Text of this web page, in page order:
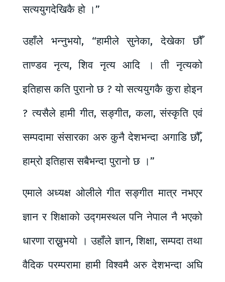
सत्ययुगदेखिकै हो ।”
उहाँले भन्नुभयो, “हामीले सुनेका, देखेका छौँ
ताण्डव नृत्य, शिव नृत्य आदि । ती नृत्यको
इतिहास कति पुरानो छ ? यो सत्ययुगकै कुरा होइन
? त्यसैले हामी गीत, सङ्गीत, कला, संस्कृति एवं
सम्पदामा संसारका अरु कुनै देशभन्दा अगाडि छौँ,
हाम्रो इतिहास सबैभन्दा पुरानो छ ।”
एमाले अध्यक्ष ओलीले गीत सङ्गीत मात्र नभएर
ज्ञान र शिक्षाको उद्गमस्थल पनि नेपाल नै भएको
धारणा राख्नुभयो । उहाँले ज्ञान, शिक्षा, सम्पदा तथा
वैदिक परम्परामा हामी विश्वमै अरु देशभन्दा अघि